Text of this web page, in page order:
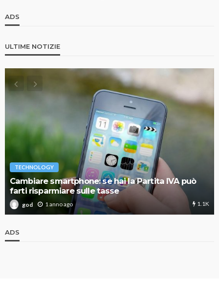
ADS
ULTIME NOTIZIE
TECHNOLOGY
Cambiare smartphone: se hai la Partita IVA può
farti risparmiare sulle tasse
god 1 anno ago 1.1K
ADS